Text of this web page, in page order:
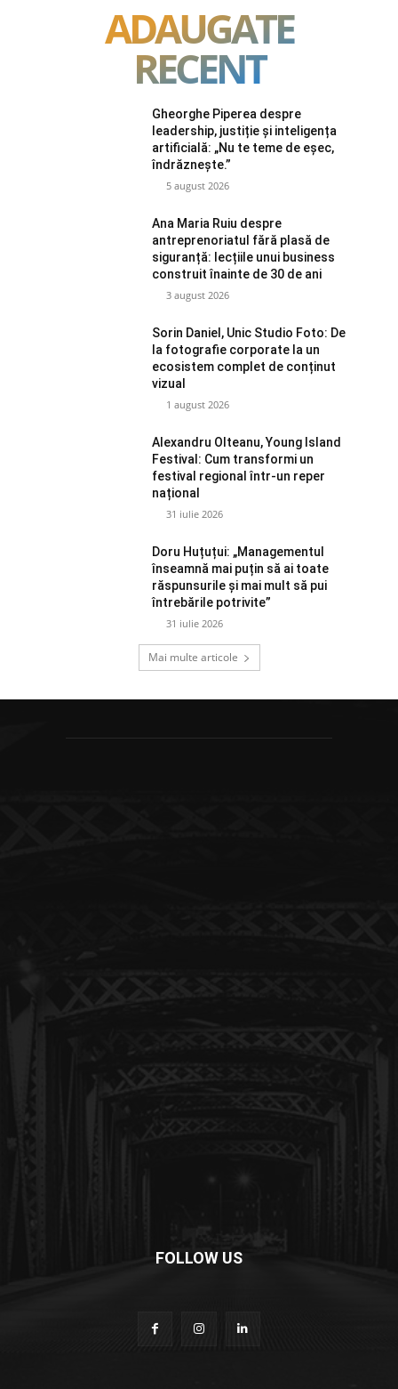
ADAUGATE
RECENT
Gheorghe Piperea despre
leadership, justiție și inteligența
artificială: „Nu te teme de eșec,
îndrăznește.”
5 august 2026
Ana Maria Ruiu despre
antreprenoriatul fără plasă de
siguranță: lecțiile unui business
construit înainte de 30 de ani
3 august 2026
Sorin Daniel, Unic Studio Foto: De
la fotografie corporate la un
ecosistem complet de conținut
vizual
1 august 2026
Alexandru Olteanu, Young Island
Festival: Cum transformi un
festival regional într-un reper
național
31 iulie 2026
Doru Huțuțui: „Managementul
înseamnă mai puțin să ai toate
răspunsurile și mai mult să pui
întrebările potrivite”
31 iulie 2026
Mai multe articole
FOLLOW US